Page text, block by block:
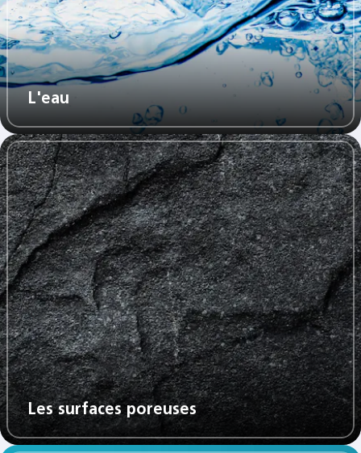
L'eau
Les surfaces poreuse​s